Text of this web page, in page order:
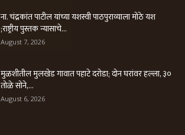
ना. चंद्रकांत पाटील यांच्या यशस्वी पाठपुराव्याला मोठे यश
;राष्ट्रीय पुस्तक न्यासाचे...
August 7, 2026
मुळशीतील मुलखेड गावात पहाटे दरोडा; दोन घरांवर हल्ला, ३०
तोळे सोने,...
August 6, 2026